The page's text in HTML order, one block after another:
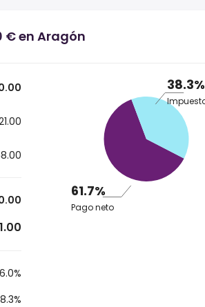
€ en Aragón
38.3%
61.7%
Pago neto